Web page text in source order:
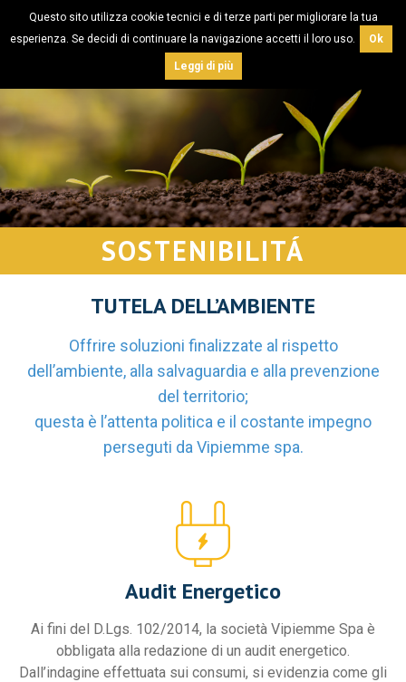
SOSTENIBILITÁ
TUTELA DELL’AMBIENTE
Offrire soluzioni finalizzate al rispetto
dell’ambiente, alla salvaguardia e alla prevenzione
del territorio;
questa è l’attenta politica e il costante impegno
perseguti da Vipiemme spa.
Audit Energetico
Ai fini del D.Lgs. 102/2014, la società Vipiemme Spa è
obbligata alla redazione di un audit energetico.
Dall’indagine effettuata sui consumi, si evidenzia come gli
Questo sito utilizza cookie tecnici e di terze parti per migliorare la tua
esperienza. Se decidi di continuare la navigazione accetti il loro uso.
Ok
Leggi di più